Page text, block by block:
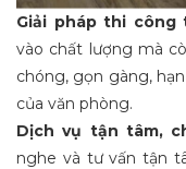
Giải pháp thi công
vào chất lượng mà
chóng, gọn gàng,
của văn phòng.
Dịch vụ tận tâm,
nghe và tư vấn tận